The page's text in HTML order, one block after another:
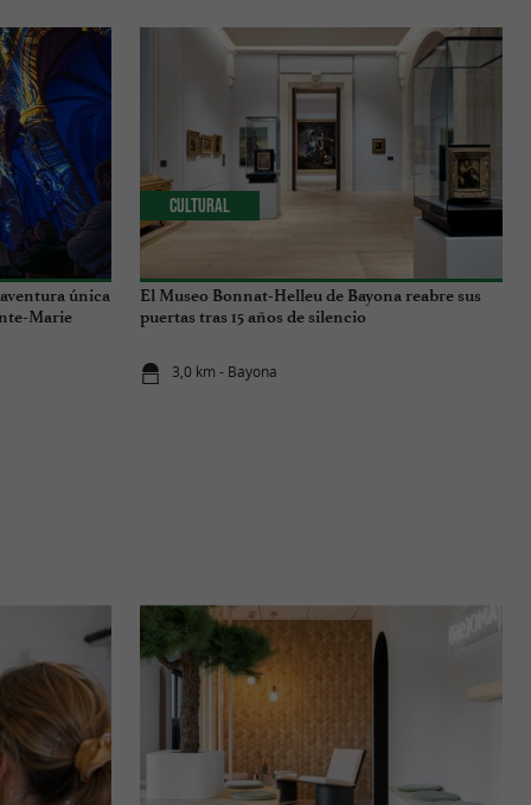
única
Marie
El Museo Bonnat-Helleu de Bayona reabre sus
puertas tras 15 años de silencio
3,0 km - Bayona
Cultural